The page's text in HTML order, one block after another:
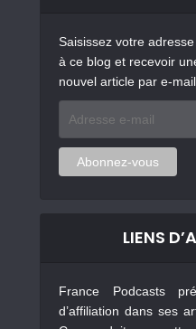
Saisissez votre
à ce blog et recevoir
nouvel article par e-mail.
mail
Abonnez-vous
LIENS
France Podcasts
d’affiliation dans ses